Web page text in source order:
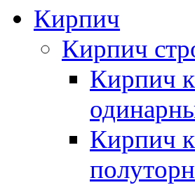
Кирпич
Кирпич
Кирпич
Кирпич